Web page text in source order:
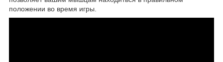
положении во время игры.